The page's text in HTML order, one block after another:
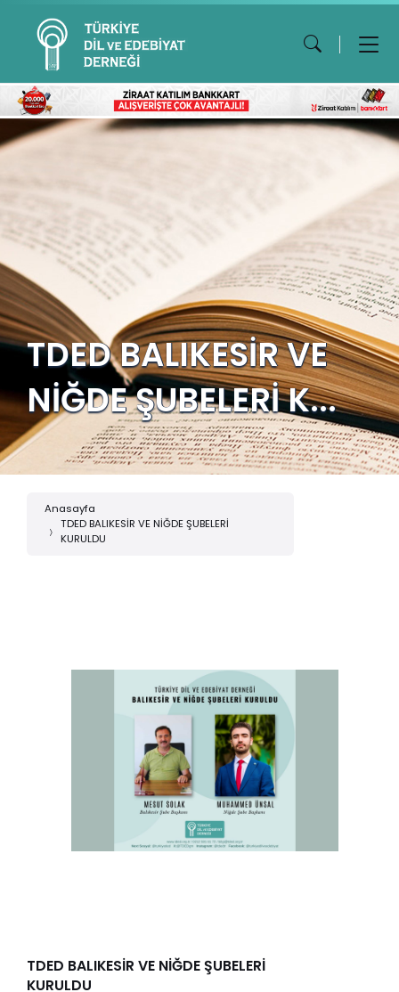
TDED BALIKESİR VE
NİĞDE ŞUBELERİ K...
Anasayfa
TDED BALIKESİR VE NİĞDE ŞUBELERİ
KURULDU
TDED BALIKESİR VE NİĞDE ŞUBELERİ
KURULDU